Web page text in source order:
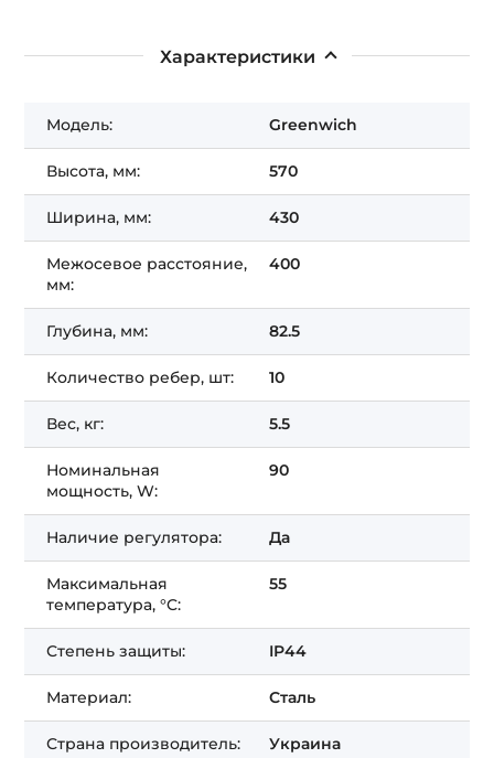
Характеристики
Модель: Greenwich
Высота, мм: 570
Ширина, мм: 430
Межосевое расстояние,
мм:
400
Глубина, мм: 82.5
Количество ребер, шт: 10
Вес, кг: 5.5
Номинальная
мощность, W:
90
Наличие регулятора: Да
Максимальная
температура, °C:
55
Степень защиты: IP44
Материал: Сталь
Страна производитель: Украина